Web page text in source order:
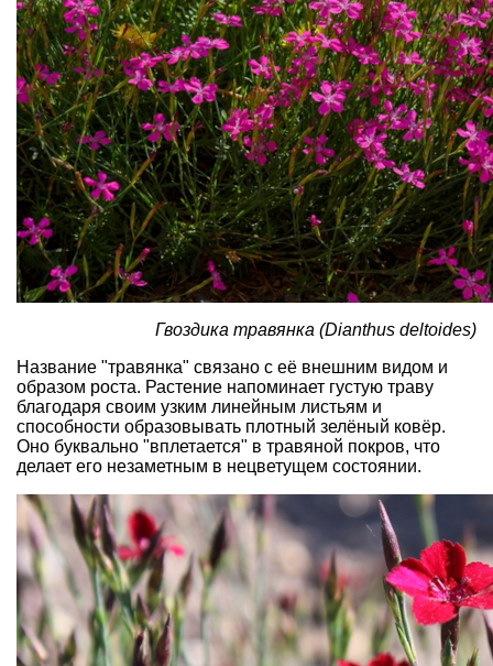
Гвоздика травянка (Dianthus deltoides)
Название "травянка" связано с её внешним видом и
образом роста. Растение напоминает густую траву
благодаря своим узким линейным листьям и
способности образовывать плотный зелёный ковёр.
Оно буквально "вплетается" в травяной покров, что
делает его незаметным в нецветущем состоянии.